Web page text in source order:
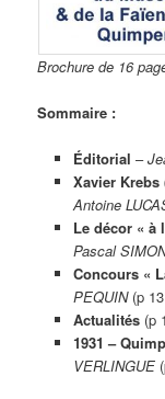
Brochure de 16
Sommaire :
Éditorial –
Xavier Krebs
Antoine
Le décor « à
Pascal
Concours «
PEQUIN(p
Actualités(p
1931 –
VERLINGUE